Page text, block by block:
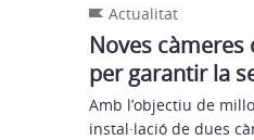
Actualitat
Noves
per garantir la
Amb l’objectiu de
instal·lació de dues